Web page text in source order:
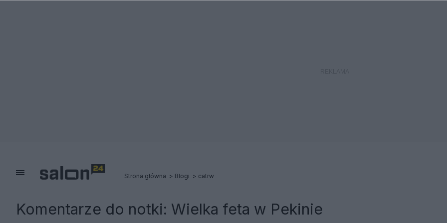
Strona główna Blogi catrw
Komentarze do notki: Wielka feta w Pekinie